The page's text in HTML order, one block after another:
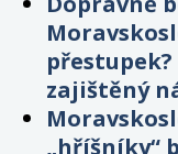
zajištěný
„hříšníky“